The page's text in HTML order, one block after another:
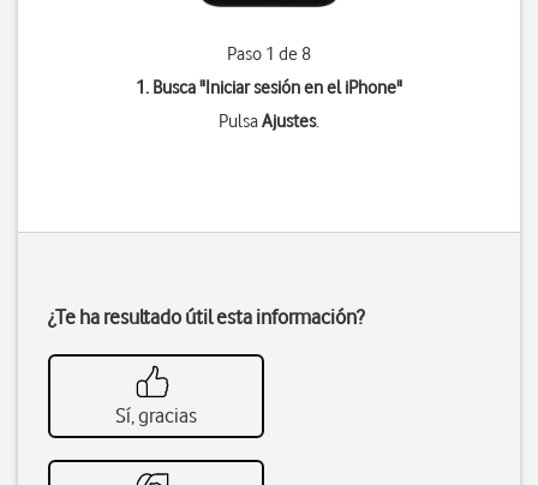
Paso 1 de 8
1. Busca "Iniciar sesión en el iPhone"
PulsaAjustes.
¿Te ha resultado útil esta información?
Sí, gracias